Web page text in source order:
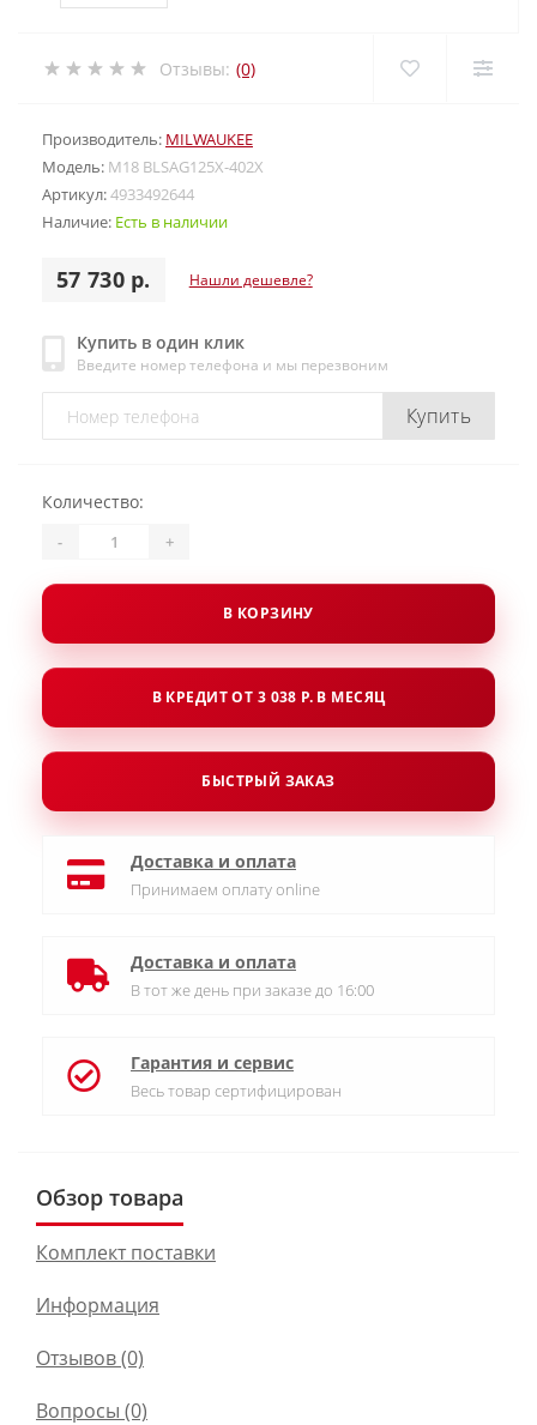
Отзывы: (0)
Производитель: MILWAUKEE
Модель: M18 BLSAG125X-402X
Артикул:4933492644
Наличие: Есть в наличии
57 730 р. Нашли дешевле?
Купить в один клик
Введите номер телефона и мы перезвоним
Купить
Количество:
- +
В КОРЗИНУ
В КРЕДИТ ОТ 3 038 Р. В МЕСЯЦ
БЫСТРЫЙ ЗАКАЗ
Доставка и оплата
Принимаем оплату online
Доставка и оплата
В тот же день при заказе до 16:00
Гарантия и сервис
Весь товар сертифицирован
Обзор товара
Комплект поставки
Информация
Отзывов (0)
Вопросы (0)